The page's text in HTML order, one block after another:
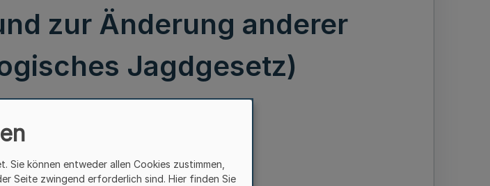
zur Änderung anderer
Jagdgesetz)
Sie können entweder allen Cookies zustimmen,
Seite zwingend erforderlich sind. Hier finden Sie